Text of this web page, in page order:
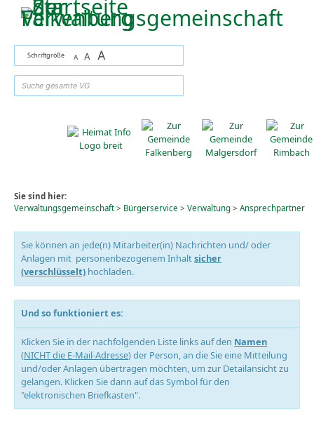
Zum Inhalt,zur Navigationoder
Schriftgröße A A A
Sie sind hier:
Verwaltungsgemeinschaft> Bürgerservice > Verwaltung> Ansprechpartner
Sie können an jede(n) Mitarbeiter(in) Nachrichten und/ oder
Anlagen mit personenbezogenem Inhaltsicher
(verschlüsselt) hochladen.
Und so funktioniert es:
Klicken Sie in der nachfolgenden Liste links auf den Namen
(NICHT die E-Mail-Adresse) der Person, an die Sie eine Mitteilung
und/oder Anlagen übertragen möchten, um zur Detailansicht zu
gelangen. Klicken Sie dann auf das Symbol für den
"elektronischen Briefkasten".